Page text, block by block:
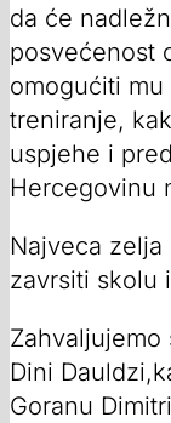
da će
posvećenost
omogućiti
treniranje,
uspjehe i
Hercegovinu
Najveca
zavrsiti skolu
Zahvaljujemo
Dini
Goranu